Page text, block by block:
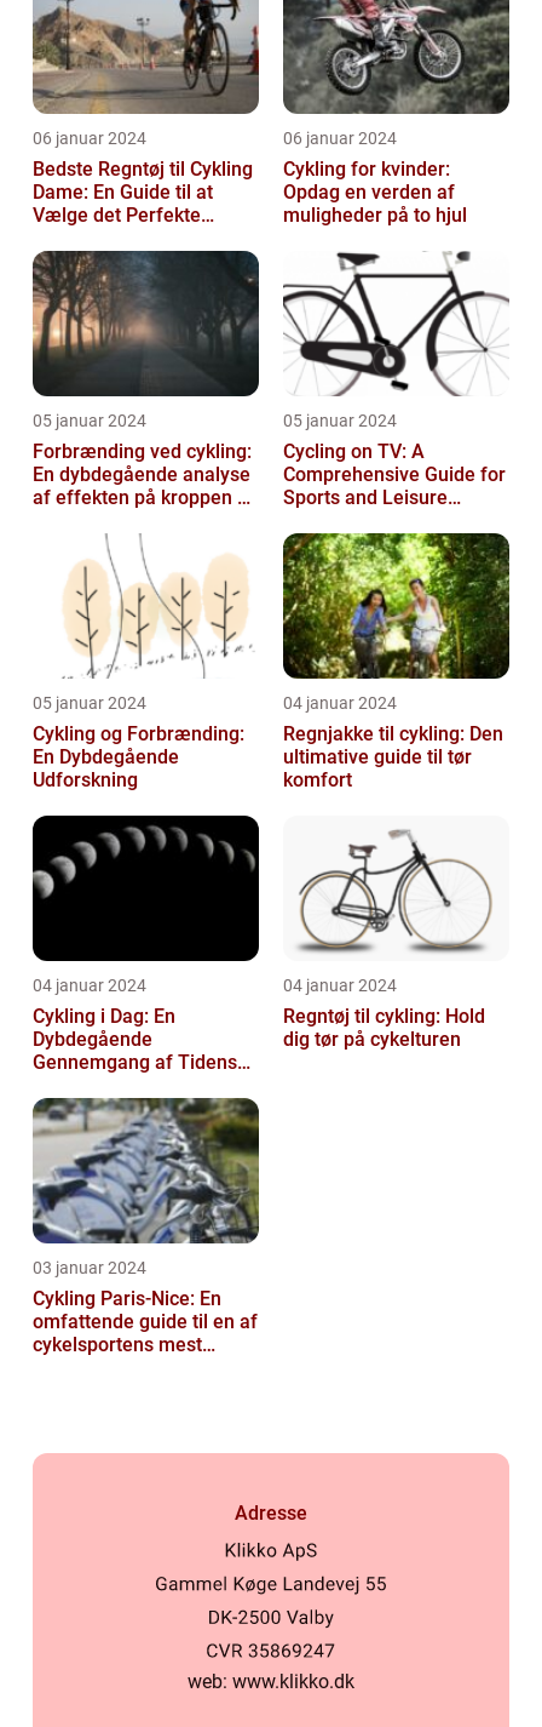
06 januar 2024
Bedste Regntøj til Cykling
Dame: En Guide til at
Vælge det Perfekte
unde...
06 januar 2024
Cykling for kvinder:
Opdag en verden af
muligheder på to hjul
05 januar 2024
Forbrænding ved cykling:
En dybdegående analyse
af effekten på kroppen og
05 januar 2024
Cycling on TV: A
Comprehensive Guide for
Sports and Leisure
05 januar 2024
Cykling og Forbrænding:
En Dybdegående
Udforskning
04 januar 2024
Regnjakke til cykling: Den
ultimative guide til tør
komfort
04 januar 2024
Cykling i Dag: En
Dybdegående
Gennemgang af Tidens
04 januar 2024
Regntøj til cykling: Hold
dig tør på cykelturen
03 januar 2024
Cykling Paris-Nice: En
omfattende guide til en af
cykelsportens mest
Adresse
web: www.klikko.dk